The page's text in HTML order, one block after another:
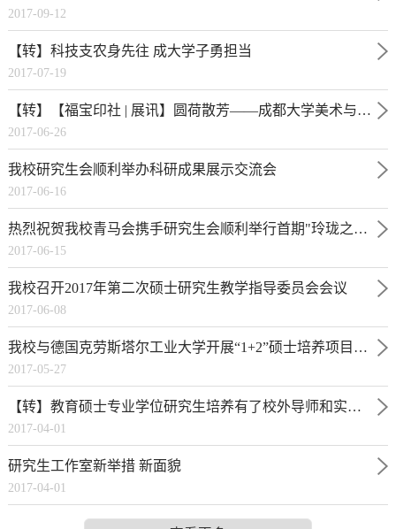
2017-09-12
【转】科技支农身先往 成大学子勇担当
2017-07-19
【转】【福宝印社 | 展讯】圆荷散芳——成都大学美术与影视学院（书法方向）研究生学业中期汇报展览
2017-06-26
我校研究生会顺利举办科研成果展示交流会
2017-06-16
热烈祝贺我校青马会携手研究生会顺利举行首期"玲珑之夏”经典阅读会！
2017-06-15
我校召开2017年第二次硕士研究生教学指导委员会会议
2017-06-08
我校与德国克劳斯塔尔工业大学开展“1+2”硕士培养项目合作
2017-05-27
【转】教育硕士专业学位研究生培养有了校外导师和实践基地
2017-04-01
研究生工作室新举措 新面貌
2017-04-01